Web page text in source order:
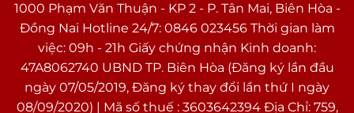
1000 Phạm Văn Thuận - KP 2 - P. Tân Mai, Biên Hòa -
Đồng Nai Hotline 24/7: 0846 023456 Thời gian làm
việc: 09h - 21h Giấy chứng nhận Kinh doanh:
47A8062740 UBND TP. Biên Hòa (Đăng ký lần đầu
ngày 07/05/2019, Đăng ký thay đổi lần thứ I ngày
08/09/2020) | Mã số thuế : 3603642394 Địa Chỉ: 759,